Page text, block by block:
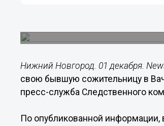
Нижний Новгород. 01 декабря.
свою бывшую сожительницу в
пресс-служба Следственного
По опубликованной